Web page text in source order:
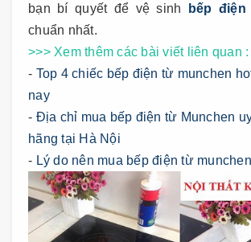
bạn bí quyết để vệ sinh
bếp
chuẩn nhất.
>>> Xem thêm các bài viết liên quan :
- Top 4 chiếc bếp điện từ munchen
nay
- Địa chỉ mua bếp điện từ Munchen
hãng tại Hà Nội
- Lý do nên mua bếp điện từ munchen